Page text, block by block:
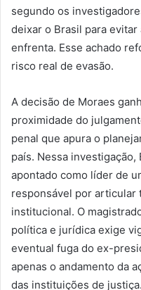
segundo os
deixar o Brasil para
enfrenta. Esse achado
risco real de evasão.
A decisão de Moraes
proximidade do
penal que apura o
país. Nessa
apontado como líder de
responsável por articular
institucional. O
política e jurídica exige
eventual fuga do ex-
apenas o andamento da
das instituições de justiça.